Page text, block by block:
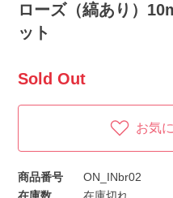
ローズ（縞あり）
ット
Sold Out
お気
商品番号
ON_INbr02